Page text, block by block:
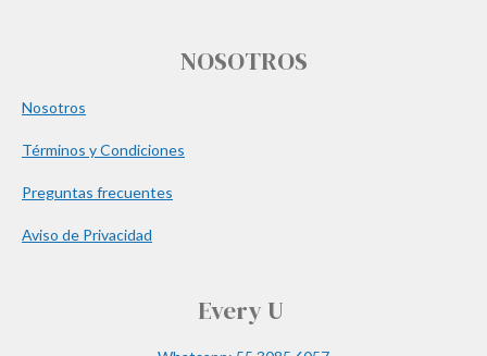
NOSOTROS
Nosotros
Términos y Condiciones
Preguntas frecuentes
Aviso de Privacidad
Every U